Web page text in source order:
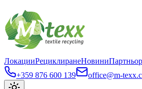
ЛокацииРециклиранеНовини
+359 876 600 139
office@m-